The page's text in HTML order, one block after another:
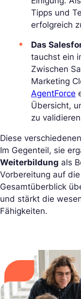
Tipps und
erfolgreich
Das
tauchst ein
Zwischen
Marketing
AgentForce
Übersicht,
zu
Diese
Im Gegenteil, sie
Weiterbildung als
Vorbereitung auf
Gesamtüberblick
und stärkt die
Fähigkeiten.